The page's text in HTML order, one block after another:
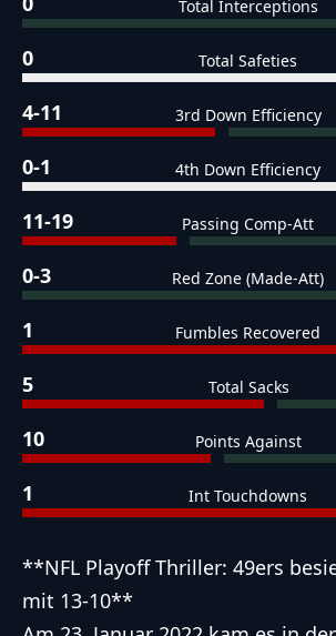
Total Interceptions
0 Total Safeties
4-11 3rd Down Efficiency
0-1 4th Down Efficiency
11-19 Passing Comp-Att
0-3 Red Zone (Made-Att)
1 Fumbles Recovered
5 Total Sacks
10 Points Against
1 Int Touchdowns
**NFL Playoff Thriller: 49ers
mit 13-10**